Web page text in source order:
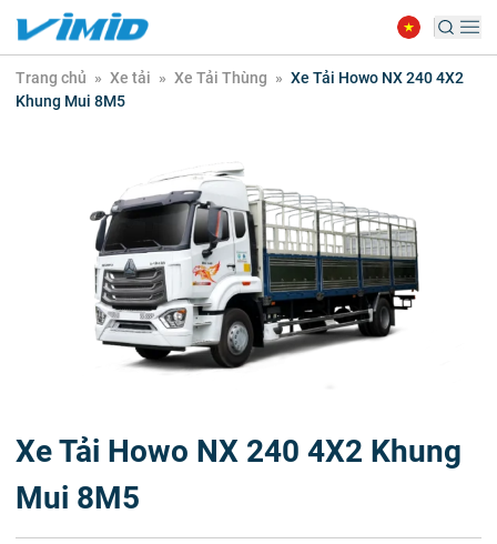
Trang chủ » Xe tải » Xe Tải Thùng » Xe Tải Howo NX 240 4X2
Khung Mui 8M5
Xe Tải Howo NX 240 4X2 Khung
Mui 8M5